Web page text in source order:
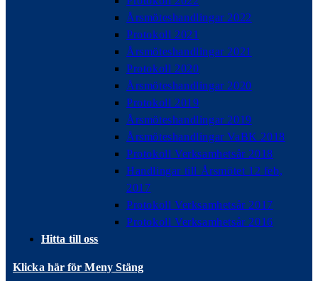
Årsmöteshandlingar 2022
Protokoll 2021
Årsmöteshandlingar 2021
Protokoll 2020
Årsmöteshandlingar 2020
Protokoll 2019
Årsmöteshandlingar 2019
Årsmöteshandlingar VaBK 2018
Protokoll Verksamhetsår 2018
Handlingar till Årsmötet 12 feb,
2017
Protokoll Verksamhetsår 2017
Protokoll Verksamhetsår 2016
Hitta till oss
Klicka här för Meny Stäng